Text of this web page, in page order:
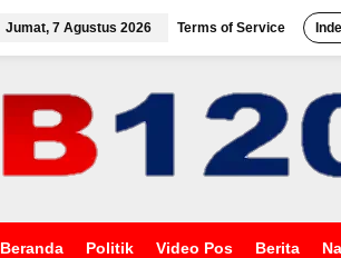
Jumat, 7 Agustus 2026 Terms of Service
Beranda Politik Video Pos Berita